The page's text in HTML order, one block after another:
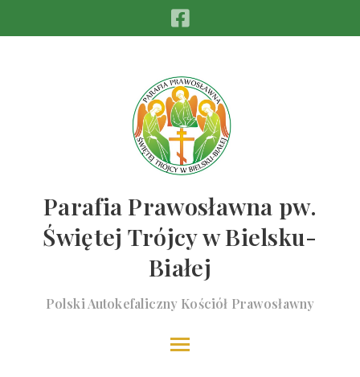
Parafia Prawosławna pw.
Świętej Trójcy w Bielsku-
Białej
Polski Autokefaliczny Kościół Prawosławny